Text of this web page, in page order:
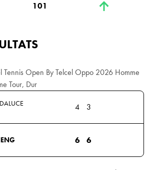
101
Open By Telcel Oppo 2026 Homme
Tour, Dur
4 3
6 6